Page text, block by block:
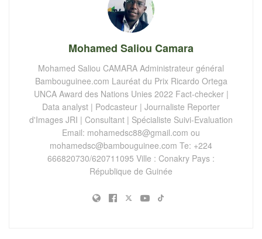
Mohamed Saliou Camara
Mohamed Saliou CAMARA Administrateur général
Bambouguinee.com Lauréat du Prix Ricardo Ortega
UNCA Award des Nations Unies 2022 Fact-checker |
Data analyst | Podcasteur | Journaliste Reporter
d'Images JRI | Consultant | Spécialiste Suivi-Evaluation
Email: mohamedsc88@gmail.com ou
mohamedsc@bambouguinee.com Te: +224
666820730/620711095 Ville : Conakry Pays :
République de Guinée